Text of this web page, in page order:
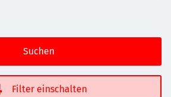
Suchen
Filter einschalten